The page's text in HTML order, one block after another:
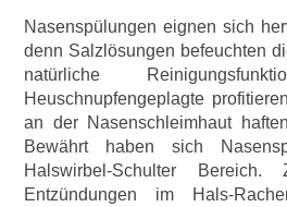
Nasenspülungen eignen sich
denn Salzlösungen befeuchten
natürliche
Heuschnupfengeplagte
an der Nasenschleimhaut
Bewährt haben sich
Halswirbel-Schulter
Entzündungen im Hals-